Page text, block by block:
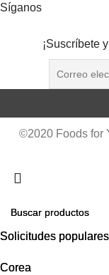
Síganos
¡Suscríbete
©2020 Foods for
Solicitudes
Corea
Solicitudes
Corea